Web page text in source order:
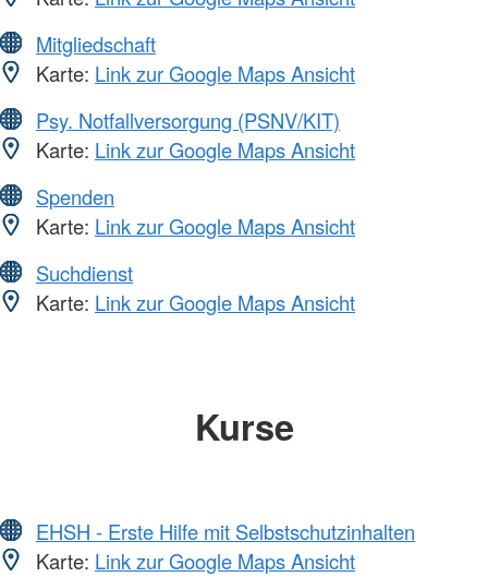
Mitgliedschaft
Karte: Link zur Google Maps Ansicht
Psy. Notfallversorgung (PSNV/KIT)
Karte: Link zur Google Maps Ansicht
Spenden
Karte: Link zur Google Maps Ansicht
Suchdienst
Karte: Link zur Google Maps Ansicht
Kurse
EHSH - Erste Hilfe mit Selbstschutzinhalten
Karte: Link zur Google Maps Ansicht